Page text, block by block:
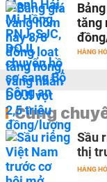
tăng
HÀNG
Cùng
Sầu
thị
HÀNG